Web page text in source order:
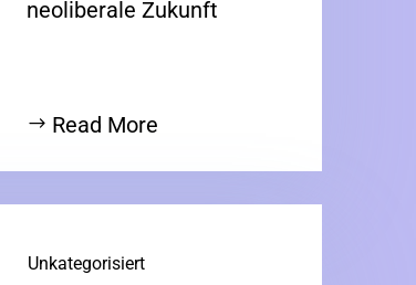
neoliberale Zukunft
Read More
Unkategorisiert